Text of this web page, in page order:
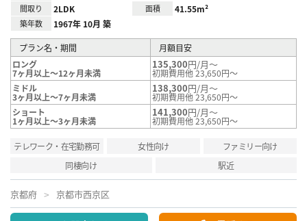
間取り 2LDK 面積 41.55m²
築年数 1967年 10月 築
プラン名・期間
月額目安
ロング
7ヶ月以上～12ヶ月未満
135,300円/月～
初期費用他 23,650円～
ミドル
3ヶ月以上～7ヶ月未満
138,300円/月～
初期費用他 23,650円～
ショート
1ヶ月以上～3ヶ月未満
141,300円/月～
初期費用他 23,650円～
テレワーク・在宅勤務可 女性向け
ファミリー向け
同棲向け
駅近
京都府 京都市西京区